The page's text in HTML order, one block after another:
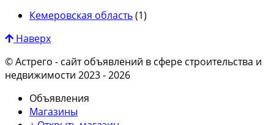
Кемеровская область(1)
Наверх
© Астрего - сайт объявлений в сфере строительства и
недвижимости 2023 - 2026
Объявления
Магазины